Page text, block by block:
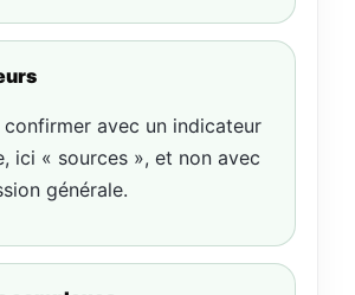
confirmer avec un indicateur
ici « sources », et non avec
générale.